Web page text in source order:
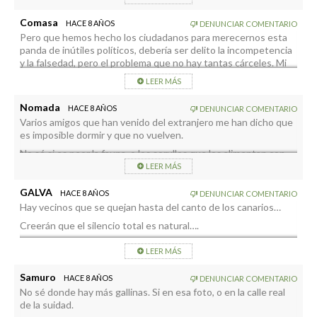
Comasa HACE 8 AÑOS DENUNCIAR COMENTARIO
Pero que hemos hecho los ciudadanos para merecernos esta
panda de inútiles políticos, debería ser delito la incompetencia
y la falsedad, pero el problema que no hay tantas cárceles. Mi
humilde opinión es que este problema se le fue de las manos, y
está pasando un kilo a ver si se soluciona fácil. Esto solo tiene
LEER MÁS
Nomada HACE 8 AÑOS DENUNCIAR COMENTARIO
Varios amigos que han venido del extranjero me han dicho que
es imposible dormir y que no vuelven.
No sé si es peor la fauna, o los sorullos que los alimentan con
zamuros de panes y pienso (ilegal).
las gallinas porque sus hijos no las atienden y que deberían ser
trasladadas a un centro, ayúdenlas por favor señor alcalde.
Organícense de espaldas a este ayuntamiento parapléjico,
ánimo.
LEER MÁS
GALVA HACE 8 AÑOS DENUNCIAR COMENTARIO
Hay vecinos que se quejan hasta del canto de los canarios…
Creerán que el silencio total es natural….
Pues ni en La Caldera, Ni en Cofete…
Menudos agonías……………..
LEER MÁS
Samuro HACE 8 AÑOS DENUNCIAR COMENTARIO
No sé donde hay más gallinas. Si en esa foto, o en la calle real
de la suidad.